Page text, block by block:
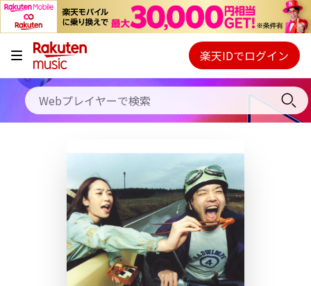
キャンペーン
料金プラン
使い方
初回30日間無料お試し
Webプレイヤー
ご契約内容の確認・変更
楽天IDでログイン